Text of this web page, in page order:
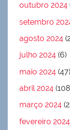
outubro 2024
setembro
agosto 2024
julho 2024 (6)
maio 2024 (47)
abril 2024
março 2024
fevereiro 2024